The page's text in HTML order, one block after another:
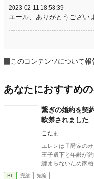
2023-02-11 18:58:39
エール、ありがとうござい
このコンテンツについて報
あなたにおすすめ
繋ぎの婚約を契
軟禁されました
こたま
エレンは子爵家の
王子殿下と年齢が
纏まらないため家
子のことは兄のよ
BL 完結 短編